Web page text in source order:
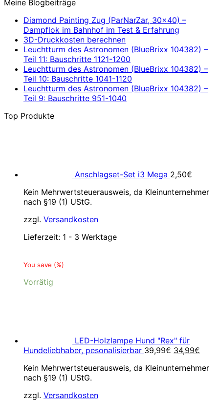
Meine Blogbeiträge
Diamond Painting Zug (ParNarZar, 30×40) –
Dampflok im Bahnhof im Test & Erfahrung
3D-Druckkosten berechnen
Leuchtturm des Astronomen (BlueBrixx 104382) –
Teil 11: Bauschritte 1121-1200
Leuchtturm des Astronomen (BlueBrixx 104382) –
Teil 10: Bauschritte 1041-1120
Leuchtturm des Astronomen (BlueBrixx 104382) –
Teil 9: Bauschritte 951-1040
Top Produkte
Anschlagset-Set i3 Mega 2,50€
Kein Mehrwertsteuerausweis, da Kleinunternehmer
nach §19 (1) UStG.
zzgl. Versandkosten
Lieferzeit: 1 - 3 Werktage
You save (%)
Vorrätig
LED-Holzlampe Hund "Rex" für
Hundeliebhaber, pesonalisierbar 39,99€
war:
34,99€
ist:
Kein Mehrwertsteuerausweis, da Kleinunternehmer
nach §19 (1) UStG.
zzgl. Versandkosten